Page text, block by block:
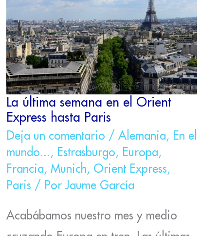
La última semana en el Orient
Express hasta Paris
Deja un comentario / Alemania, En el
mundo..., Estrasburgo, Europa,
Francia, Munich, Orient Express,
Paris / PorJaume García
Acabábamos nuestro mes y medio
EN
EL
ORIENT
EXPRESS
HASTA
PARIS